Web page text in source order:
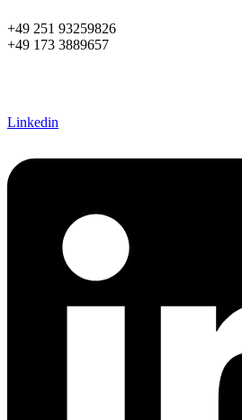
+49 251 93259826
+49 173 3889657
Linkedin